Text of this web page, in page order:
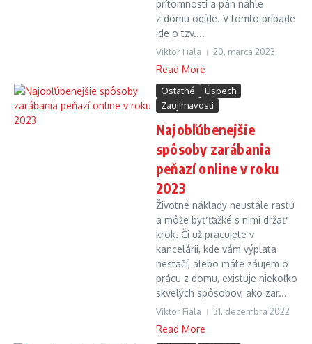
prítomnosti a pán náhle
z domu odíde. V tomto prípade
ide o tzv....
Viktor Fiala 20. marca 2023
Read More
Ostatné
Úspech
Zaujímavosti
Najobľúbenejšie
spôsoby zarábania
peňazí online v roku
2023
Životné náklady neustále rastú
a môže byť ťažké s nimi držať
krok. Či už pracujete v
kancelárii, kde vám výplata
nestačí, alebo máte záujem o
prácu z domu, existuje niekoľko
skvelých spôsobov, ako zar...
Viktor Fiala 31. decembra 2022
Read More